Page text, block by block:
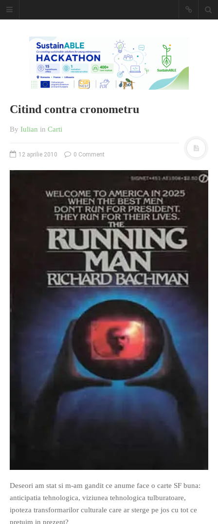
Caiet de
insemnari
DESCARCĂ!
O poveste in care sexul se
confunda cu dragostea,
cinismul cu idealismul si
Citind contra cronometru
By Iulian in Carti
12 aprilie 2010 0 Comment
Deseori am stat si m-am gandit ce anume face o carte SF buna:
anticipatia tehnologica, viziunea tehnologica tulburatoare,
ipoteza transformarilor culturale care ar sterge pe jos cu tot ce
pretuim in prezent?